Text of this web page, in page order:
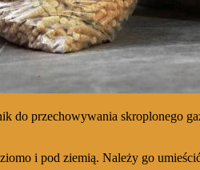
do przechowywania skroplonego
i pod ziemią. Należy go